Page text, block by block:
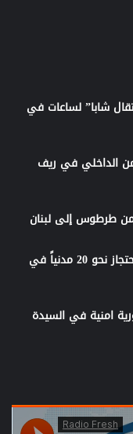
شابا” لساعات في
الداخلي في ريف
طرطوس إلى لبنان
القبض على مطلوب بعد اشتباك مسلح واحتجاز نحو 20 مدنياً في
امنية في السيدة